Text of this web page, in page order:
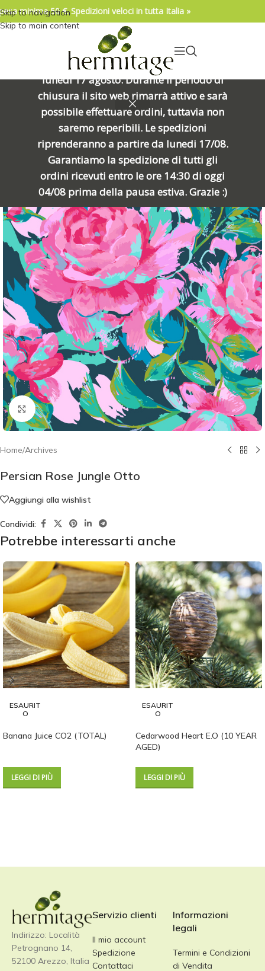
04/08/2026. IMPORTANTE, SI PREGA DI
LEGGERE: Venerdì 7 agosto alle ore
15:00 chiuderemo per una meritata
pausa e riapriremo alle ore 8:00 di
lunedì 17 agosto. Durante il periodo di
chiusura il sito web rimarrà attivo e sarà
possibile effettuare ordini, tuttavia non
saremo reperibili. Le spedizioni
riprenderanno a partire da lunedi 17/08.
Garantiamo la spedizione di tutti gli
ordini ricevuti entro le ore 14:30 di oggi
04/08 prima della pausa estiva. Grazie :)
Skip to navigation
Skip to main content
minima 50 €. Spedizioni veloci in tutta Italia »
Click to enlarge
Home/Archives
Persian Rose Jungle Otto
Aggiungi alla wishlist
Condividi:
Potrebbe interessarti anche
ESAURIT
O
Banana Juice CO2 (TOTAL)
LEGGI DI PIÙ
ESAURIT
O
Cedarwood Heart E.O (10 YEAR
AGED)
LEGGI DI PIÙ
Indirizzo: Località
Petrognano 14,
52100 Arezzo, Italia
Servizio clienti
Il mio account
Spedizione
Contattaci
Informazioni
legali
Termini e Condizioni
di Vendita